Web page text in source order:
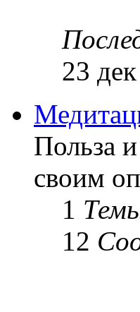
23
Польза
своим
1
12